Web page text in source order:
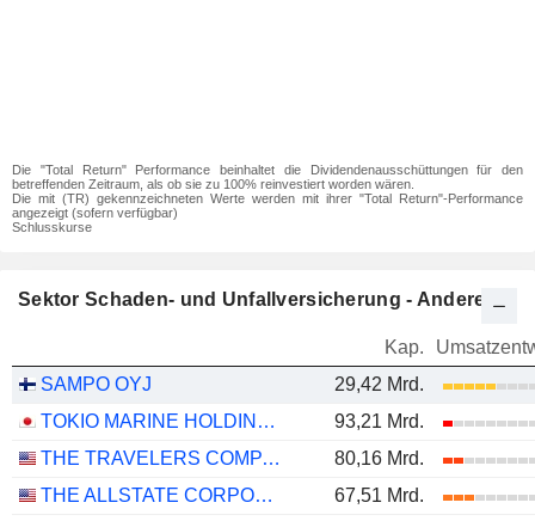
Die "Total Return" Performance beinhaltet die Dividendenausschüttungen für den
betreffenden Zeitraum, als ob sie zu 100% reinvestiert worden wären.
Die mit (TR) gekennzeichneten Werte werden mit ihrer "Total Return"-Performance
angezeigt (sofern verfügbar)
Schlusskurse
Sektor Schaden- und Unfallversicherung - Andere
Kap.
SAMPO OYJ
29,42 Mrd.
TOKIO MARINE HOLDINGS, INC.
93,21 Mrd.
THE TRAVELERS COMPANIES, INC.
80,16 Mrd.
THE ALLSTATE CORPORATION
67,51 Mrd.